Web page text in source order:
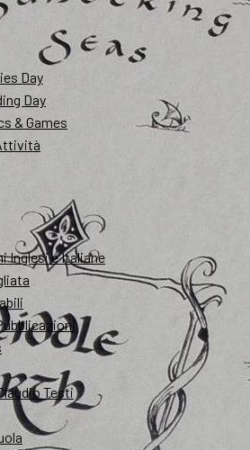
Day
Day
& Games
Inglesi e Italiane
Testi